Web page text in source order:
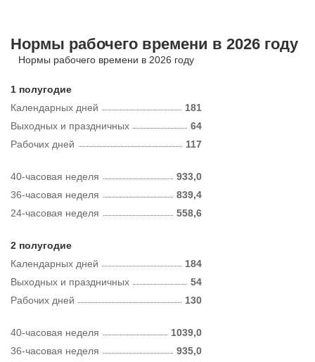
Нормы рабочего времени в 2026 году
Нормы рабочего времени в 2026 году
1 полугодие
Календарных дней
181
Рабочих дней 117
Выходных и праздничных 64
40-часовая неделя
933,0
36-часовая неделя
839,4
24-часовая неделя
558,6
2 полугодие
Календарных дней
184
Рабочих дней 130
Выходных и праздничных 54
40-часовая неделя
1039,0
36-часовая неделя
935,0